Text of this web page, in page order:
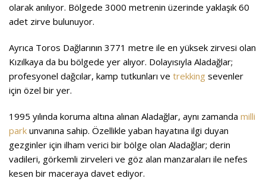
olarak anılıyor. Bölgede 3000 metrenin üzerinde yaklaşık 60
adet zirve bulunuyor.
Ayrıca Toros Dağlarının 3771 metre ile en yüksek zirvesi olan
Kızılkaya da bu bölgede yer alıyor. Dolayısıyla Aladağlar;
profesyonel dağcılar, kamp tutkunları ve trekking sevenler
için özel bir yer.
1995 yılında koruma altına alınan Aladağlar, aynı zamanda milli
park unvanına sahip. Özellikle yaban hayatına ilgi duyan
gezginler için ilham verici bir bölge olan Aladağlar; derin
vadileri, görkemli zirveleri ve göz alan manzaraları ile nefes
kesen bir maceraya davet ediyor.